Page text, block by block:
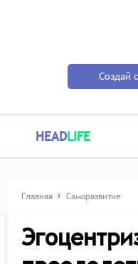
Создай
HEADLIFE
Главная Саморазвитие